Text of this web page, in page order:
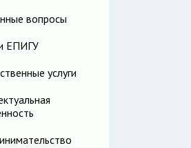
вопросы
ЕПИГУ
услуги